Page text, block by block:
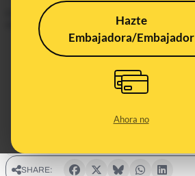
Hazte
Embajadora/Embajador
Ahora no
Publicado el
Actualizado el
Sep 13, 2022, 10:32:00 AM
SHARE: